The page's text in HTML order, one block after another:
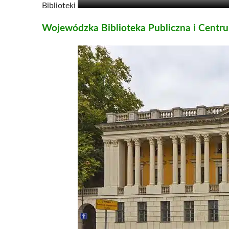
Biblioteki
Wojewódzka Biblioteka Publiczna i